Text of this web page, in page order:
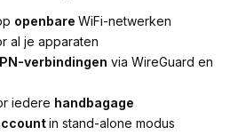
openbareWiFi-netwerken
al je apparaten
verbindingen via WireGuard en
iedere handbagage
in stand-alone modus